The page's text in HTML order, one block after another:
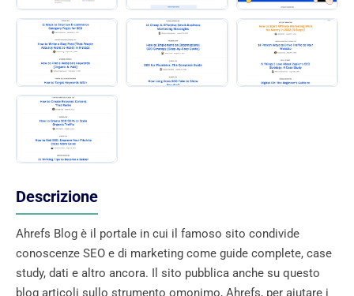
Descrizione
Ahrefs Blog è il portale in cui il famoso sito condivide
conoscenze SEO e di marketing come guide complete, case
study, dati e altro ancora. Il sito pubblica anche su questo
blog articoli sullo strumento omonimo, Ahrefs, per aiutare i